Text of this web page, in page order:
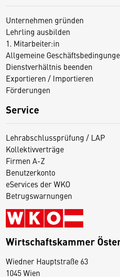
Unternehmen gründen
Lehrling ausbilden
1. Mitarbeiter:in
Allgemeine
Dienstverhältnis beenden
Exportieren / Importieren
Förderungen
Service
Lehrabschlussprüfung / LAP
Kollektivverträge
Firmen A-Z
Benutzerkonto
eServices der WKO
Betrugswarnungen
Wirtschaftskammer
Wiedner Hauptstraße 63
1045 Wien
D